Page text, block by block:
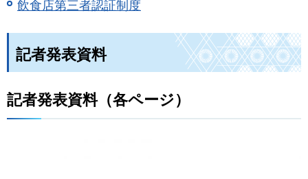
飲食店第三者認証制度
記者発表資料
記者発表資料（各ページ）